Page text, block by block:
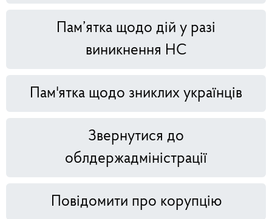
Пам’ятка щодо дій у разі
виникнення НС
Пам'ятка щодо зниклих українців
Звернутися до
облдержадміністрації
Повідомити про корупцію